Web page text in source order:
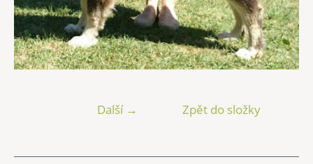
Další → Zpět do složky